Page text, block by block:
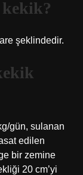
şeklindedir.
gün, sulanan
edilen
bir zemine
20 cm’yi